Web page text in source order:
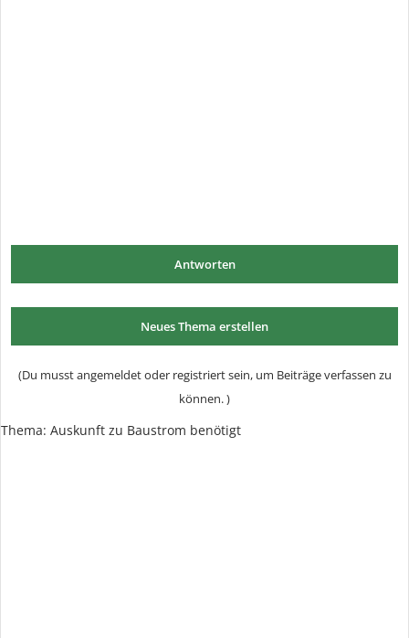
Antworten
Neues Thema erstellen
(Du musst angemeldet oder registriert sein, um Beiträge verfassen zu
können. )
Thema: Auskunft zu Baustrom benötigt